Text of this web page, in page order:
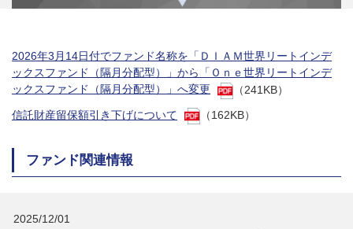
2026年3月14日付でファンド名称を「ＤＩＡＭ世界リートインデ
ックスファンド（隔月分配型）」から「Ｏｎｅ世界リートインデ
ックスファンド（隔月分配型）」へ変更
（241KB）
信託財産留保額引き下げについて
（162KB）
ファンド関連情報
2025/12/01